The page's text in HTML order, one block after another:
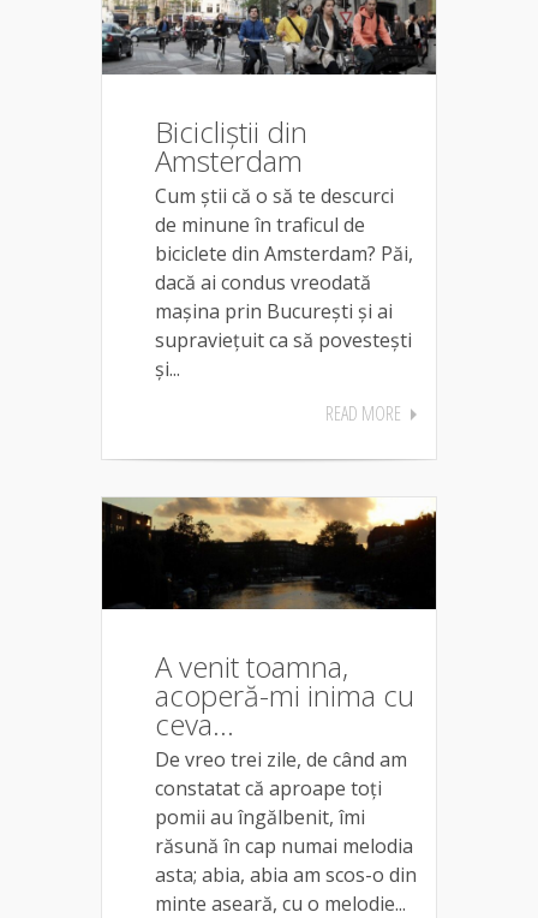
Bicicliștii din
Amsterdam
Cum știi că o să te descurci
de minune în traficul de
biciclete din Amsterdam? Păi,
dacă ai condus vreodată
mașina prin București și ai
supraviețuit ca să povestești
și...
READ MORE
A venit toamna,
acoperă-mi inima cu
ceva…
De vreo trei zile, de când am
constatat că aproape toți
pomii au îngălbenit, îmi
răsună în cap numai melodia
asta; abia, abia am scos-o din
minte aseară, cu o melodie...